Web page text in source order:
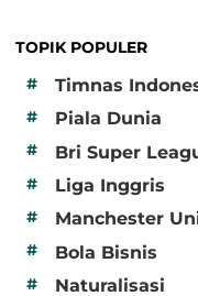
TOPIK POPULER
#
Timnas
# Piala Dunia
# Bri Super
# Liga Inggris
# Manchester
# Bola Bisnis
# Naturalisasi